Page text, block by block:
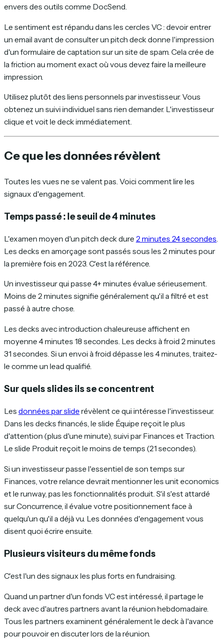
envers des outils comme DocSend.
Le sentiment est répandu dans les cercles VC : devoir entrer
un email avant de consulter un pitch deck donne l'impression
d'un formulaire de captation sur un site de spam. Cela crée de
la friction au moment exact où vous devez faire la meilleure
impression.
Utilisez plutôt des liens personnels par investisseur. Vous
obtenez un suivi individuel sans rien demander. L'investisseur
clique et voit le deck immédiatement.
Ce que les données révèlent
Toutes les vues ne se valent pas. Voici comment lire les
signaux d'engagement.
Temps passé : le seuil de 4 minutes
L'examen moyen d'un pitch deck dure 2 minutes 24 secondes.
Les decks en amorçage sont passés sous les 2 minutes pour
la première fois en 2023. C'est la référence.
Un investisseur qui passe 4+ minutes évalue sérieusement.
Moins de 2 minutes signifie généralement qu'il a filtré et est
passé à autre chose.
Les decks avec introduction chaleureuse affichent en
moyenne 4 minutes 18 secondes. Les decks à froid 2 minutes
31 secondes. Si un envoi à froid dépasse les 4 minutes, traitez-
le comme un lead qualifié.
Sur quels slides ils se concentrent
Les données par slide révèlent ce qui intéresse l'investisseur.
Dans les decks financés, le slide Équipe reçoit le plus
d'attention (plus d'une minute), suivi par Finances et Traction.
Le slide Produit reçoit le moins de temps (21 secondes).
Si un investisseur passe l'essentiel de son temps sur
Finances, votre relance devrait mentionner les unit economics
et le runway, pas les fonctionnalités produit. S'il s'est attardé
sur Concurrence, il évalue votre positionnement face à
quelqu'un qu'il a déjà vu. Les données d'engagement vous
disent quoi écrire ensuite.
Plusieurs visiteurs du même fonds
C'est l'un des signaux les plus forts en fundraising.
Quand un partner d'un fonds VC est intéressé, il partage le
deck avec d'autres partners avant la réunion hebdomadaire.
Tous les partners examinent généralement le deck à l'avance
pour pouvoir en discuter lors de la réunion.